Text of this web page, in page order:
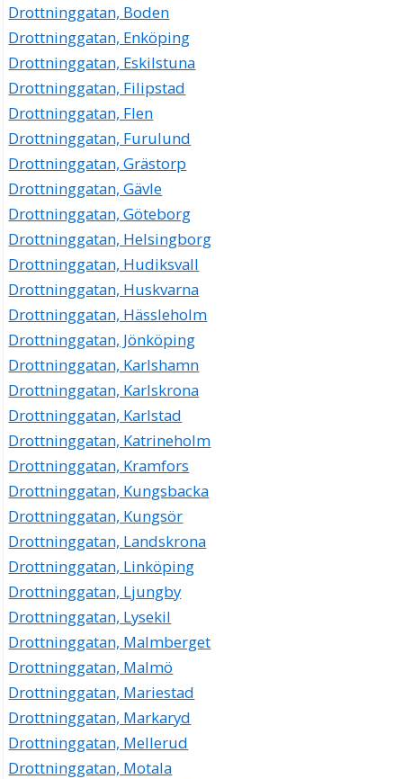
Drottninggatan, Boden
Drottninggatan, Enköping
Drottninggatan, Eskilstuna
Drottninggatan, Filipstad
Drottninggatan, Flen
Drottninggatan, Furulund
Drottninggatan, Grästorp
Drottninggatan, Gävle
Drottninggatan, Göteborg
Drottninggatan, Helsingborg
Drottninggatan, Hudiksvall
Drottninggatan, Huskvarna
Drottninggatan, Hässleholm
Drottninggatan, Jönköping
Drottninggatan, Karlshamn
Drottninggatan, Karlskrona
Drottninggatan, Karlstad
Drottninggatan, Katrineholm
Drottninggatan, Kramfors
Drottninggatan, Kungsbacka
Drottninggatan, Kungsör
Drottninggatan, Landskrona
Drottninggatan, Linköping
Drottninggatan, Ljungby
Drottninggatan, Lysekil
Drottninggatan, Malmberget
Drottninggatan, Malmö
Drottninggatan, Mariestad
Drottninggatan, Markaryd
Drottninggatan, Mellerud
Drottninggatan, Motala